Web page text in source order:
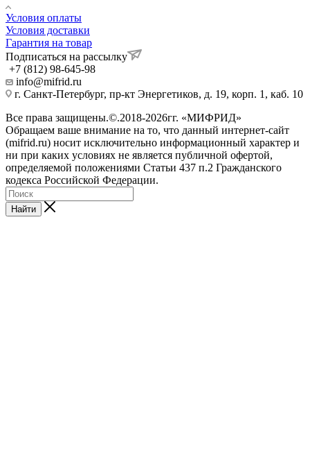
Условия оплаты
Условия доставки
Гарантия на товар
Подписаться на рассылку
+7 (812) 98-645-98
info@mifrid.ru
г. Санкт-Петербург, пр-кт Энергетиков, д. 19, корп. 1, каб. 10
Все права защищены.©.2018-2026гг. «МИФРИД»
Обращаем ваше внимание на то, что данный интернет-сайт
(mifrid.ru) носит исключительно информационный характер и
ни при каких условиях не является публичной офертой,
определяемой положениями Статьи 437 п.2 Гражданского
кодекса Российской Федерации.
Найти